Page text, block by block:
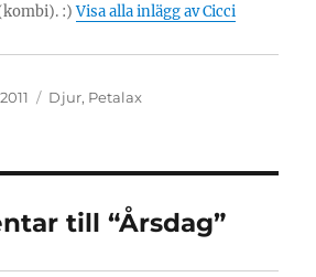
:)Visa alla inlägg av Cicci
Kategorier
Djur, Petalax
till “Årsdag”